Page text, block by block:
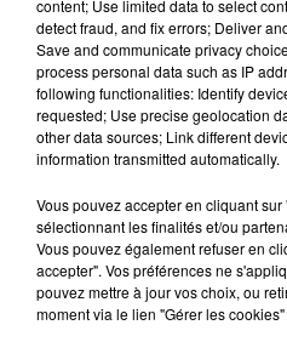
6 août 2026
Karol G dévoile la tracklist de
nouvel album… avec des
+ DE MUSIQUE
Mundo Latino
content; Use limited data to select
detect fraud, and fix errors; Deliver
Save and communicate privacy
process personal data such as IP
following functionalities: Identify
requested; Use precise geolocation
other data sources; Link different
information transmitted automatically.
Vous pouvez accepter en cliquant
sélectionnant les finalités et/ou
Vous pouvez également refuser en
accepter". Vos préférences ne
pouvez mettre à jour vos choix, ou
moment via le lien "Gérer les